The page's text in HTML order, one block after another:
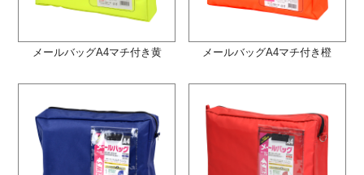
メールバッグA4マチ付き黄 メールバッグA4マチ付き橙